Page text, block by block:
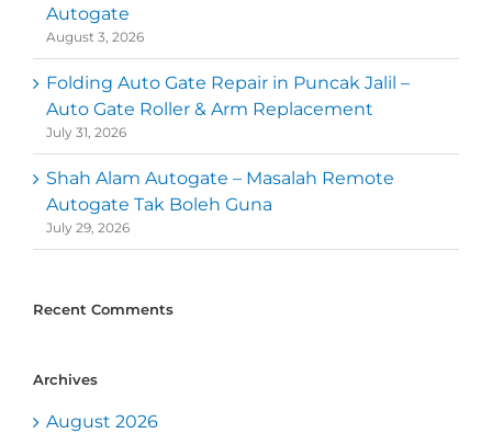
Autogate
August 3, 2026
Folding Auto Gate Repair in Puncak Jalil –
Auto Gate Roller & Arm Replacement
July 31, 2026
Shah Alam Autogate – Masalah Remote
Autogate Tak Boleh Guna
July 29, 2026
Recent Comments
Archives
August 2026